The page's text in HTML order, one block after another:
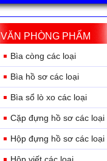
VĂN PHÒNG PHẨM
Bìa còng các loại
Bìa hồ sơ các loại
Bìa sổ lò xo các loại
Cặp đựng hồ sơ các loại
Hộp đựng hồ sơ các loại